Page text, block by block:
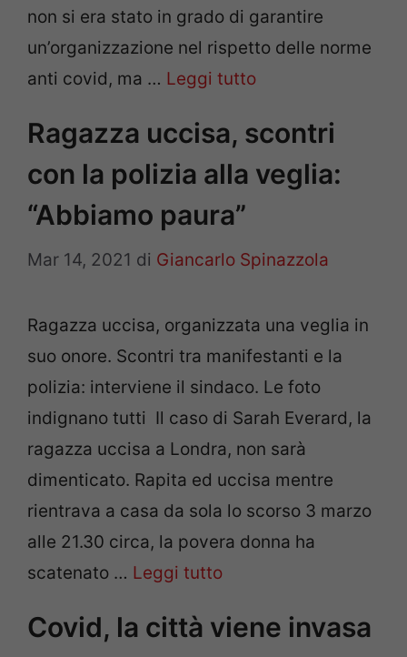
non si era stato in grado di garantire
un’organizzazione nel rispetto delle norme
anti covid, ma … Leggi tutto
Ragazza uccisa, scontri
con la polizia alla veglia:
“Abbiamo paura”
Mar 14, 2021 di Giancarlo Spinazzola
Ragazza uccisa, organizzata una veglia in
suo onore. Scontri tra manifestanti e la
polizia: interviene il sindaco. Le foto
indignano tutti Il caso di Sarah Everard, la
ragazza uccisa a Londra, non sarà
dimenticato. Rapita ed uccisa mentre
rientrava a casa da sola lo scorso 3 marzo
alle 21.30 circa, la povera donna ha
scatenato … Leggi tutto
Covid, la città viene invasa